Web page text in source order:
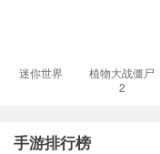
迷你世界
植物大战僵尸
2
手游排行榜